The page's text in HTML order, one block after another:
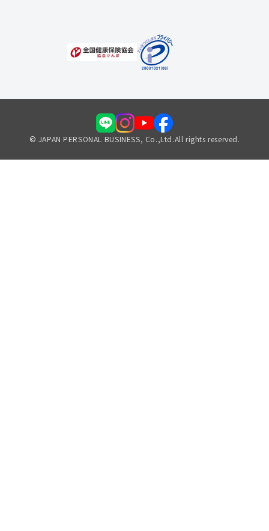
© JAPAN PERSONAL BUSINESS, Co.,Ltd.All rights reserved.